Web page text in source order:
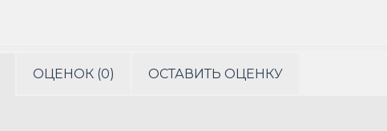
ОЦЕНОК (0) ОСТАВИТЬ ОЦЕНКУ